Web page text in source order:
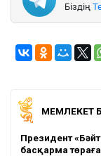
Біздің
МЕМЛЕКЕТ
Президент
басқарма